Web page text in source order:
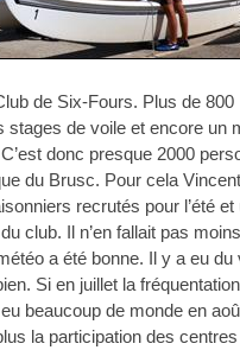
de Six-Fours. Plus de 800
de voile et encore un
donc presque 2000
du Brusc. Pour cela Vincent
recrutés pour l’été et
club. Il n’en fallait pas
a été bonne. Il y a eu du
Si en juillet la
beaucoup de monde en
la participation des